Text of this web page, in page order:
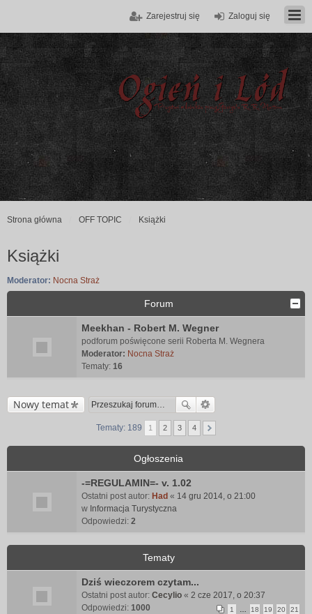
Zaloguj się
Zarejestruj się
Strona główna OFF TOPIC Książki
Książki
Moderator: Nocna Straż
Forum
Meekhan - Robert M. Wegner
podforum poświęcone serii Roberta M. Wegnera
Moderator: Nocna Straż
Tematy: 16
Nowy temat
Tematy: 189 1 2 3 4
Ogłoszenia
-=REGULAMIN=- v. 1.02
Ostatni post autor: Had « 14 gru 2014, o 21:00
w Informacja Turystyczna
Odpowiedzi: 2
Tematy
Dziś wieczorem czytam...
Ostatni post autor: Cecylio « 2 cze 2017, o 20:37
Odpowiedzi: 1000 1 18 19 20 21